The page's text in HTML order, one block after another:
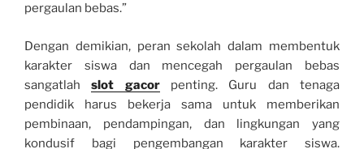
pergaulan bebas.”
Dengan demikian, peran sekolah dalam membentuk
karakter siswa dan mencegah pergaulan bebas
sangatlahslot gacorpenting. Guru dan tenaga
pendidik harus bekerja sama untuk memberikan
pembinaan, pendampingan, dan lingkungan yang
kondusif bagi pengembangan karakter siswa.